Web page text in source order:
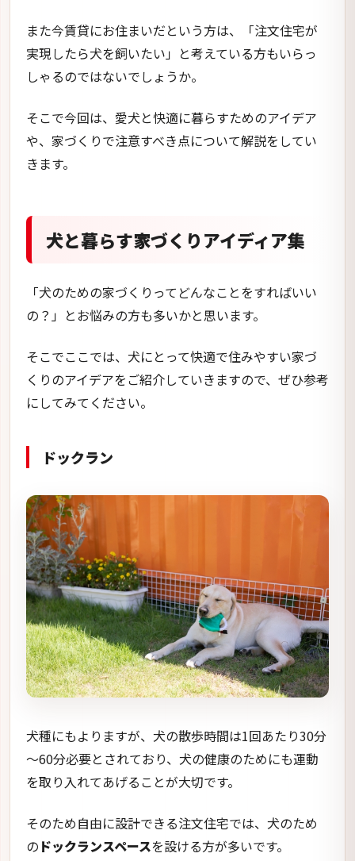
また今賃貸にお住まいだという方は、「注文住宅が
実現したら犬を飼いたい」と考えている方もいらっ
しゃるのではないでしょうか。
そこで今回は、愛犬と快適に暮らすためのアイデア
や、家づくりで注意すべき点について解説をしてい
きます。
犬と暮らす家づくりアイディア集
「犬のための家づくりってどんなことをすればいい
の？」とお悩みの方も多いかと思います。
そこでここでは、犬にとって快適で住みやすい家づ
くりのアイデアをご紹介していきますので、ぜひ参考
にしてみてください。
ドックラン
犬種にもよりますが、犬の散歩時間は1回あたり30分
～60分必要とされており、犬の健康のためにも運動
を取り入れてあげることが大切です。
そのため自由に設計できる注文住宅では、犬のため
の ドックランスペースを設ける方が多いです。